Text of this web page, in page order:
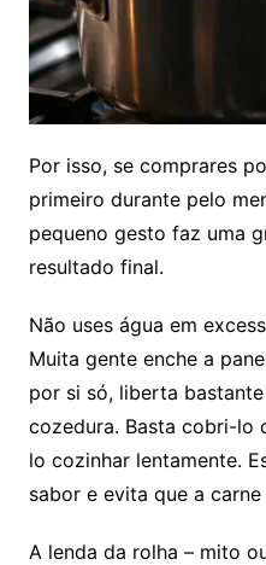
Por isso, se comprares
primeiro durante pelo
pequeno gesto faz uma
resultado final.
Não uses água em
Muita gente enche a
por si só, liberta
cozedura. Basta cobri-lo
lo cozinhar lentamente.
sabor e evita que a
A lenda da rolha – mito